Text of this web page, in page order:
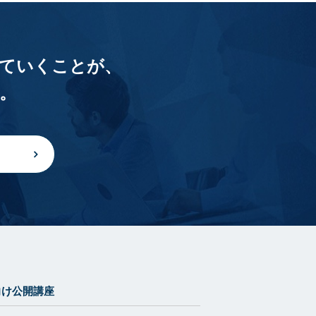
いくことが、
公開講座